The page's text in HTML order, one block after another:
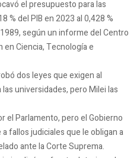
el presupuesto para las
% del PIB en 2023 al 0,428 %
según un informe del Centro
Ciencia, Tecnología e
dos leyes que exigen al
universidades, pero Milei las
el Parlamento, pero el Gobierno
fallos judiciales que le obligan a
ante la Corte Suprema.